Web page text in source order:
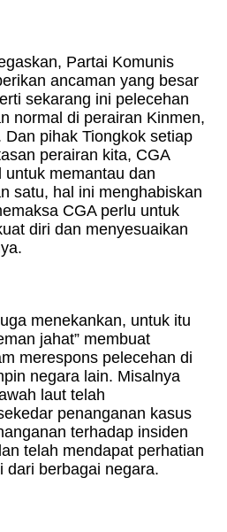
Partai Komunis
ancaman yang besar
sekarang ini pelecehan
normal di perairan Kinmen,
pihak Tiongkok setiap
perairan kita, CGA
memantau dan
satu, hal ini menghabiskan
CGA perlu untuk
diri dan menyesuaikan
menekankan, untuk itu
jahat” membuat
merespons pelecehan di
negara lain. Misalnya
laut telah
penanganan kasus
terhadap insiden
telah mendapat perhatian
dari berbagai negara.